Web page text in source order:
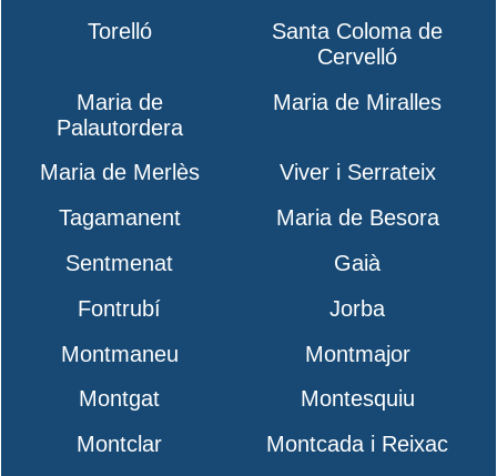
Torelló
Santa Coloma de
Cervelló
Maria de
Palautordera
Maria de Miralles
Maria de Merlès
Viver i Serrateix
Tagamanent
Maria de Besora
Sentmenat
Gaià
Fontrubí
Jorba
Montmaneu
Montmajor
Montgat
Montesquiu
Montclar
Montcada i Reixac